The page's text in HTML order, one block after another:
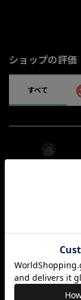
ショップの評価
すべて